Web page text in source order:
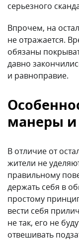
серьезного
Впрочем, на
не отражается.
обязаны
давно
и равноправие.
манеры и
В отличие от
жители не
правильному
держать себя в
простому
вести себя
не так, его не
отвешивать